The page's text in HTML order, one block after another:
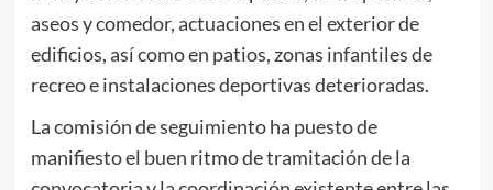
aseos y comedor, actuaciones en el exterior de
edificios, así como en patios, zonas infantiles de
recreo e instalaciones deportivas deterioradas.
La comisión de seguimiento ha puesto de
manifiesto el buen ritmo de tramitación de la